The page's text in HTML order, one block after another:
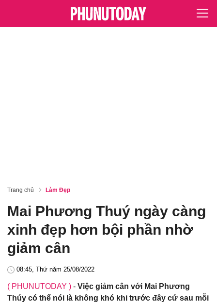
Trang chủ Làm Đẹp
Mai Phương Thuý ngày càng
xinh đẹp hơn bội phần nhờ
giảm cân
08:45, Thứ năm 25/08/2022
( PHUNUTODAY ) - Việc giảm cân với Mai Phương
Thúy có thể nói là không khó khi trước đây cứ sau mỗi